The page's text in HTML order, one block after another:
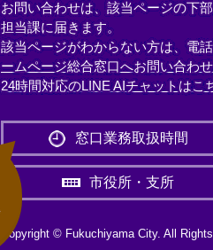
お問い合わせは、該当ページの下
担当課に届きます。
該当ページがわからない方は、電
ームページ総合窓口へお問い合わせ
24時間対応のLINE AIチャットはこ
外
部
リ
窓口業務取扱時間
市役所・支所
Copyright © Fukuchiyama City. All